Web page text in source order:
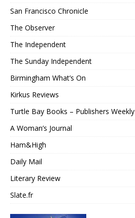
San Francisco Chronicle
The Observer
The Independent
The Sunday Independent
Birmingham What’s On
Kirkus Reviews
Turtle Bay Books – Publishers Weekly
A Woman’s Journal
Ham&High
Daily Mail
Literary Review
Slate.fr